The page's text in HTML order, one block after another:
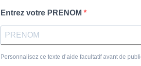
Entrez votre PRENOM
Personnalisez ce texte d’aide facultatif avant de